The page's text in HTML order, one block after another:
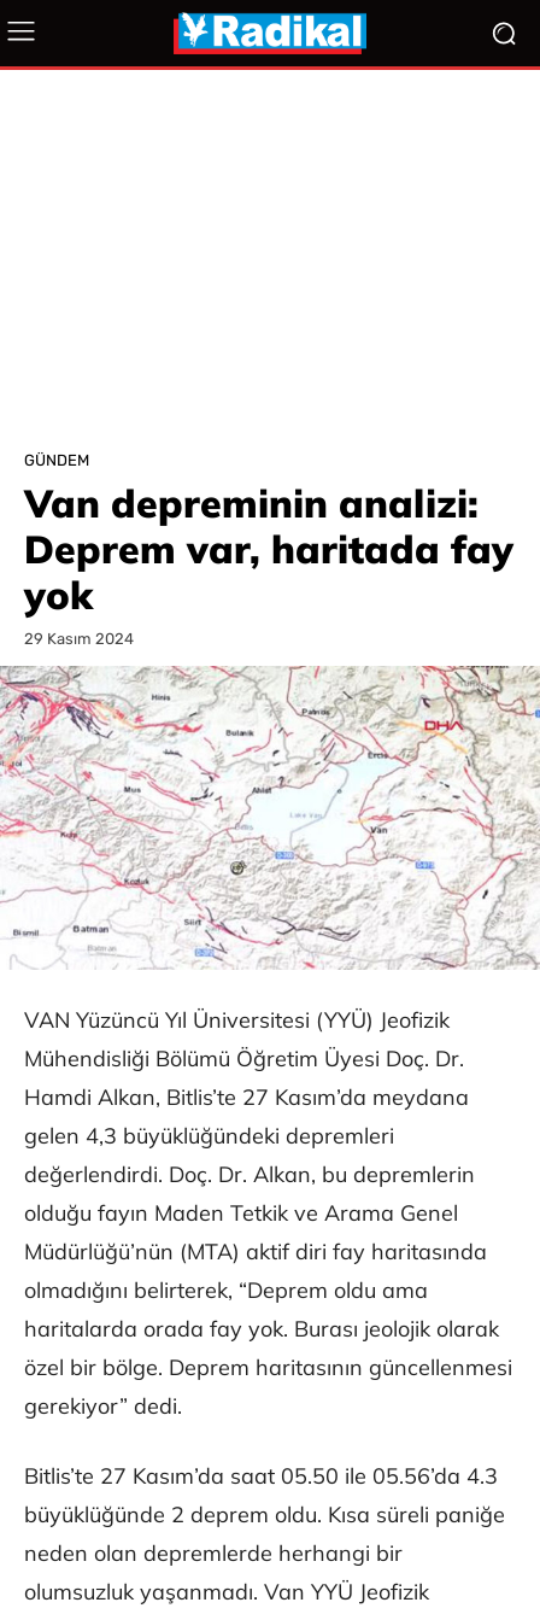
GÜNDEM
Van depreminin analizi:
Deprem var, haritada fay
yok
29 Kasım 2024
VAN Yüzüncü Yıl Üniversitesi (YYÜ) Jeofizik
Mühendisliği Bölümü Öğretim Üyesi Doç. Dr.
Hamdi Alkan, Bitlis’te 27 Kasım’da meydana
gelen 4,3 büyüklüğündeki depremleri
değerlendirdi. Doç. Dr. Alkan, bu depremlerin
olduğu fayın Maden Tetkik ve Arama Genel
Müdürlüğü’nün (MTA) aktif diri fay haritasında
olmadığını belirterek, “Deprem oldu ama
haritalarda orada fay yok. Burası jeolojik olarak
özel bir bölge. Deprem haritasının güncellenmesi
gerekiyor” dedi.
Bitlis’te 27 Kasım’da saat 05.50 ile 05.56’da 4.3
büyüklüğünde 2 deprem oldu. Kısa süreli paniğe
neden olan depremlerde herhangi bir
olumsuzluk yaşanmadı. Van YYÜ Jeofizik